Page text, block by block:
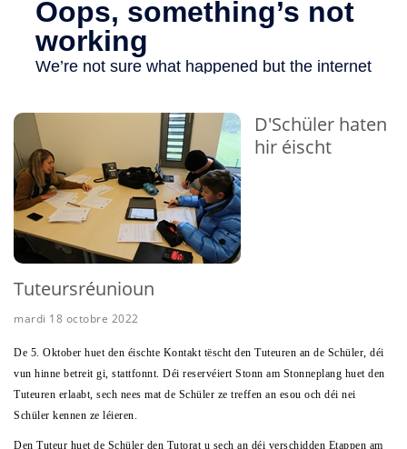
D'Schüler haten
hir éischt
Tuteursréunioun
mardi 18 octobre 2022
De 5. Oktober huet den éischte Kontakt tëscht den Tuteuren an de Schüler, déi
vun hinne betreit gi, stattfonnt. Déi reservéiert Stonn am Stonneplang huet den
Tuteuren erlaabt, sech nees mat de Schüler ze treffen an esou och déi nei
Schüler kennen ze léieren.
Den Tuteur huet de Schüler den Tutorat u sech an déi verschidden Etappen am